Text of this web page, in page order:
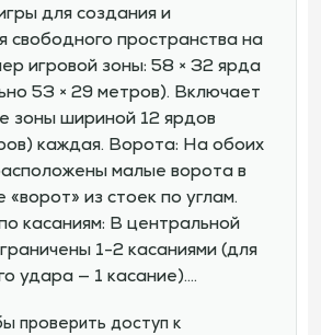
для создания и
свободного пространства на
игровой зоны: 58 × 32 ярда
53 × 29 метров). Включает
зоны шириной 12 ярдов
каждая. Ворота: На обоих
малые ворота в
из стоек по углам.
касаниям: В центральной
1-2 касаниями (для
удара — 1 касание).…
проверить доступ к